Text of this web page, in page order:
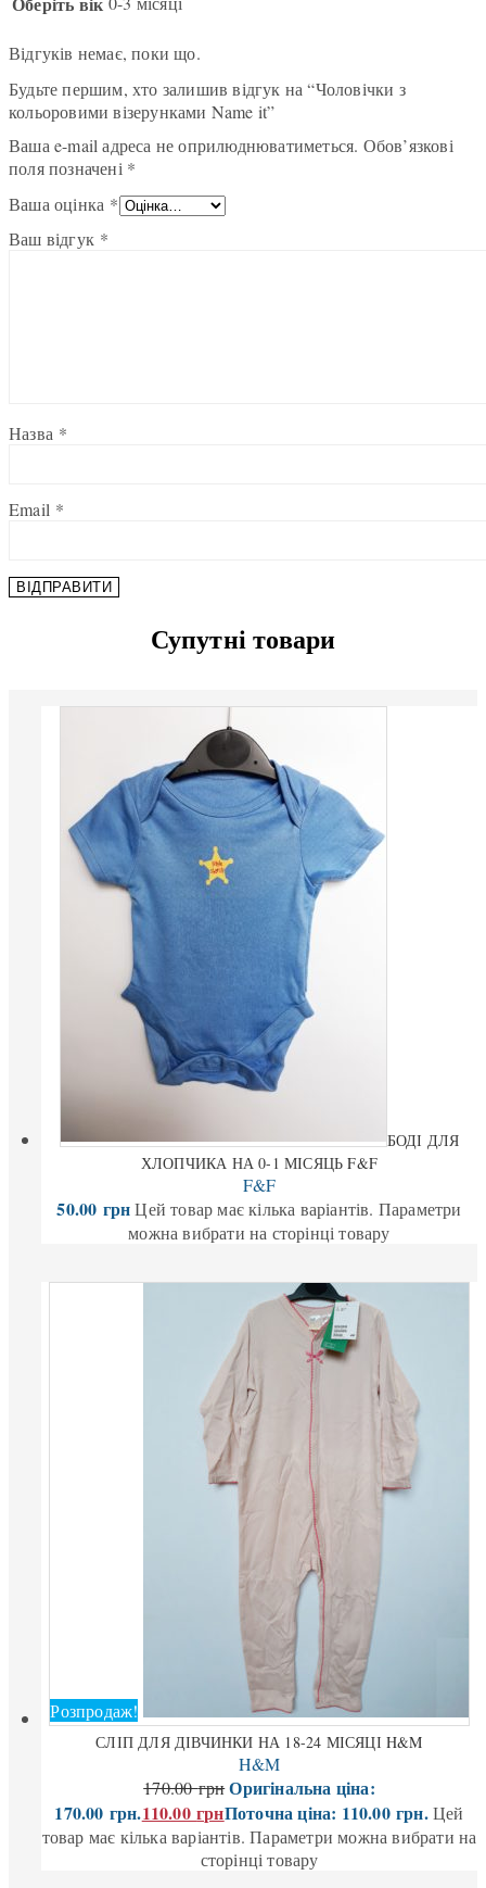
Відгуків немає, поки що.
Будьте першим, хто залишив відгук на “Чоловічки з
кольоровими візерунками Name it”
Ваша e-mail адреса не оприлюднюватиметься. Обов’язкові
поля позначені *
Ваша оцінка *
Ваш відгук *
Назва *
Email *
Супутні товари
БОДІ ДЛЯ
ХЛОПЧИКА НА 0-1 МІСЯЦЬ F&F
F&F
50.00 грн Цей товар має кілька варіантів. Параметри
можна вибрати на сторінці товару
Розпродаж!
СЛІП ДЛЯ ДІВЧИНКИ НА 18-24 МІСЯЦІ H&M
H&M
170.00грн Оригінальна ціна:
170.00 грн.110.00грнПоточна ціна: 110.00 грн. Цей
товар має кілька варіантів. Параметри можна вибрати на
сторінці товару